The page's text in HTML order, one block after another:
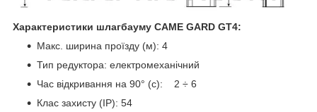
Характеристики шлагбауму CAME GARD GT4:
Макс. ширина проїзду (м): 4
Тип редуктора: електромеханічний
Час відкривання на 90° (с): 2 ÷ 6
Клас захисту (IP): 54